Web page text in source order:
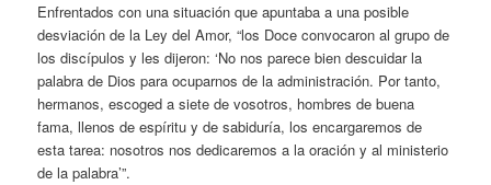
Enfrentados con una situación que apuntaba a una posible
desviación de la Ley del Amor, “los Doce convocaron al grupo de
los discípulos y les dijeron: ‘No nos parece bien descuidar la
palabra de Dios para ocuparnos de la administración. Por tanto,
hermanos, escoged a siete de vosotros, hombres de buena
fama, llenos de espíritu y de sabiduría, los encargaremos de
esta tarea: nosotros nos dedicaremos a la oración y al ministerio
de la palabra’”.